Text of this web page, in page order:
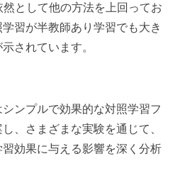
として他の方法を上回ってお
習が半教師あり学習でも大き
されています。
ンプルで効果的な対照学習フ
、さまざまな実験を通じて、
効果に与える影響を深く分析